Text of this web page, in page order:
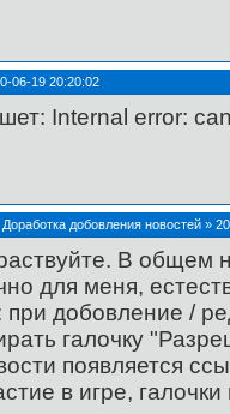
06-19 20:20:02
Internal error:
Доработка добовления новостей »
В общем
для меня,
при добовление /
галочку
появляется
в игре,